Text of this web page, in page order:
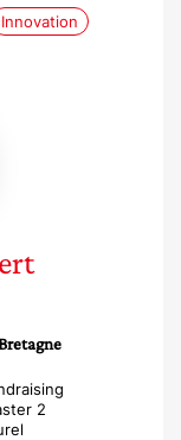
Innovation
2